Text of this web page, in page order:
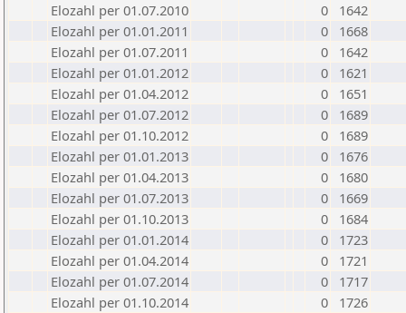
Elozahl per 01.07.2010
0
1642
Elozahl per 01.01.2011
0
1668
Elozahl per 01.07.2011
0
1642
Elozahl per 01.01.2012
0
1621
Elozahl per 01.04.2012
0
1651
Elozahl per 01.07.2012
0
1689
Elozahl per 01.10.2012
0
1689
Elozahl per 01.01.2013
0
1676
Elozahl per 01.04.2013
0
1680
Elozahl per 01.07.2013
0
1669
Elozahl per 01.10.2013
0
1684
Elozahl per 01.01.2014
0
1723
Elozahl per 01.04.2014
0
1721
Elozahl per 01.07.2014
0
1717
Elozahl per 01.10.2014
0
1726